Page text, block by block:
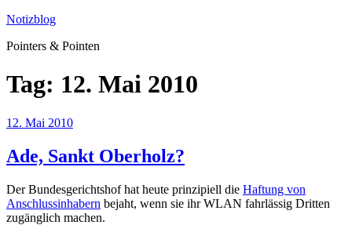
Zum
springen
Notizblog
Pointers & Pointen
Tag: 12. Mai 2010
Veröffentlicht
12. Mai 2010
Ade, Sankt Oberholz?
Der Bundesgerichtshof hat heute prinzipiell die Haftung von
Anschlussinhabern bejaht, wenn sie ihr WLAN fahrlässig Dritten
zugänglich machen.